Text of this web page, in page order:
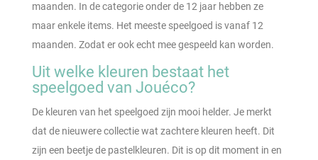
maanden. In de categorie onder de 12 jaar hebben ze
maar enkele items. Het meeste speelgoed is vanaf 12
maanden. Zodat er ook echt mee gespeeld kan worden.
Uit welke kleuren bestaat het
speelgoed van Jouéco?
De kleuren van het speelgoed zijn mooi helder. Je merkt
dat de nieuwere collectie wat zachtere kleuren heeft. Dit
zijn een beetje de pastelkleuren. Dit is op dit moment in en